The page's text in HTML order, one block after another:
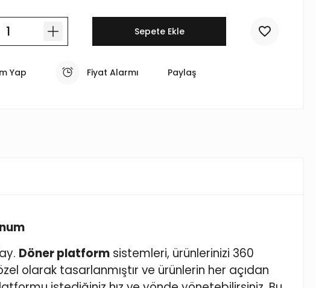
Sepete Ekle
Yap Fiyat Alarmı Paylaş
Döner platform sistemleri, ürünlerinizi 360
olarak tasarlanmıştır ve ürünlerin her açıdan